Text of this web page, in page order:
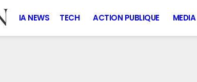
IA NEWS TECH ACTION PUBLIQUE MEDIA